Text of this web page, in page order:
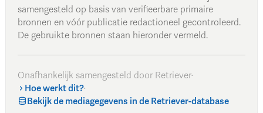
samengesteld op basis van verifieerbare primaire
bronnen en vóór publicatie redactioneel gecontroleerd.
De gebruikte bronnen staan hieronder vermeld.
Onafhankelijk samengesteld door Retriever·
Hoe werkt dit?·
Bekijk de mediagegevens in de Retriever-database